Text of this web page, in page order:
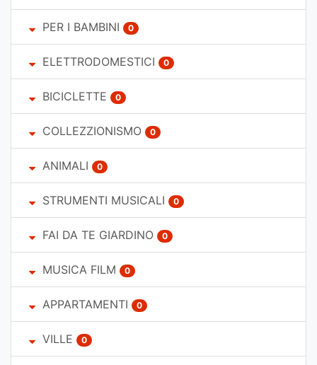
PER I BAMBINI 0
ELETTRODOMESTICI 0
BICICLETTE 0
COLLEZZIONISMO 0
ANIMALI 0
STRUMENTI MUSICALI 0
FAI DA TE GIARDINO 0
MUSICA FILM 0
APPARTAMENTI 0
VILLE 0